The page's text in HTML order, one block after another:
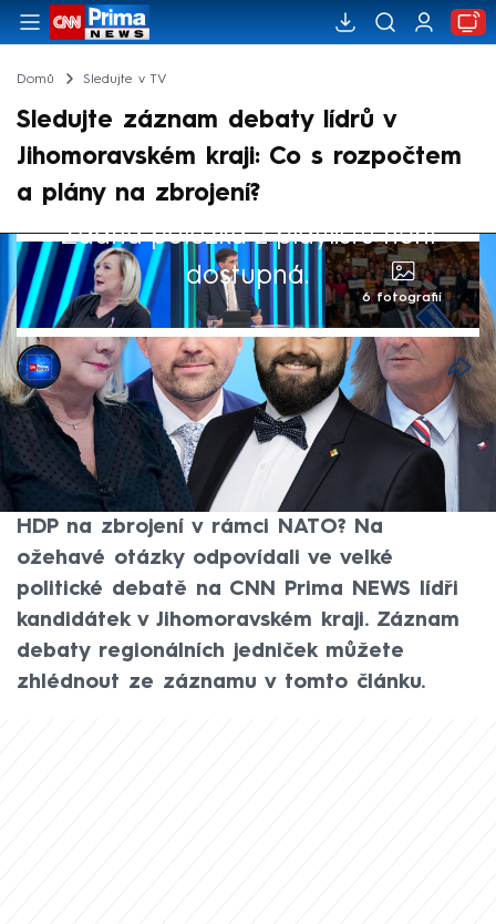
Domů Sledujte v TV
Sledujte záznam debaty lídrů v
Jihomoravském kraji: Co s rozpočtem
a plány na zbrojení?
Žádná položka z playlistu není
dostupná.
6 fotografií
CNN Prima NEWS
30. srp 2025, 12:27
Jakou podobu by měl v dalších letech mít
návrh státního rozpočtu a jak se postavit
ke Green Dealu a závazku pěti procent
HDP na zbrojení v rámci NATO? Na
ožehavé otázky odpovídali ve velké
politické debatě na CNN Prima NEWS lídři
kandidátek v Jihomoravském kraji. Záznam
debaty regionálních jedniček můžete
zhlédnout ze záznamu v tomto článku.